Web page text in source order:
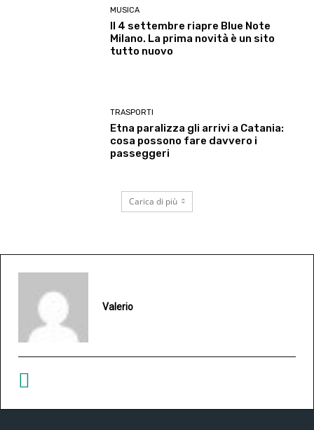
MUSICA
Il 4 settembre riapre Blue Note
Milano. La prima novità è un sito
tutto nuovo
TRASPORTI
Etna paralizza gli arrivi a Catania:
cosa possono fare davvero i
passeggeri
Carica di più
Valerio